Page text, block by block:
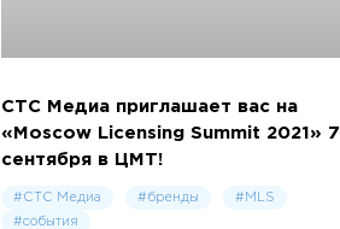
СТС Медиа приглашает вас на
«Moscow Licensing Summit 2021» 7
сентября в ЦМТ!
#СТС Медиа #бренды
#MLS
#события